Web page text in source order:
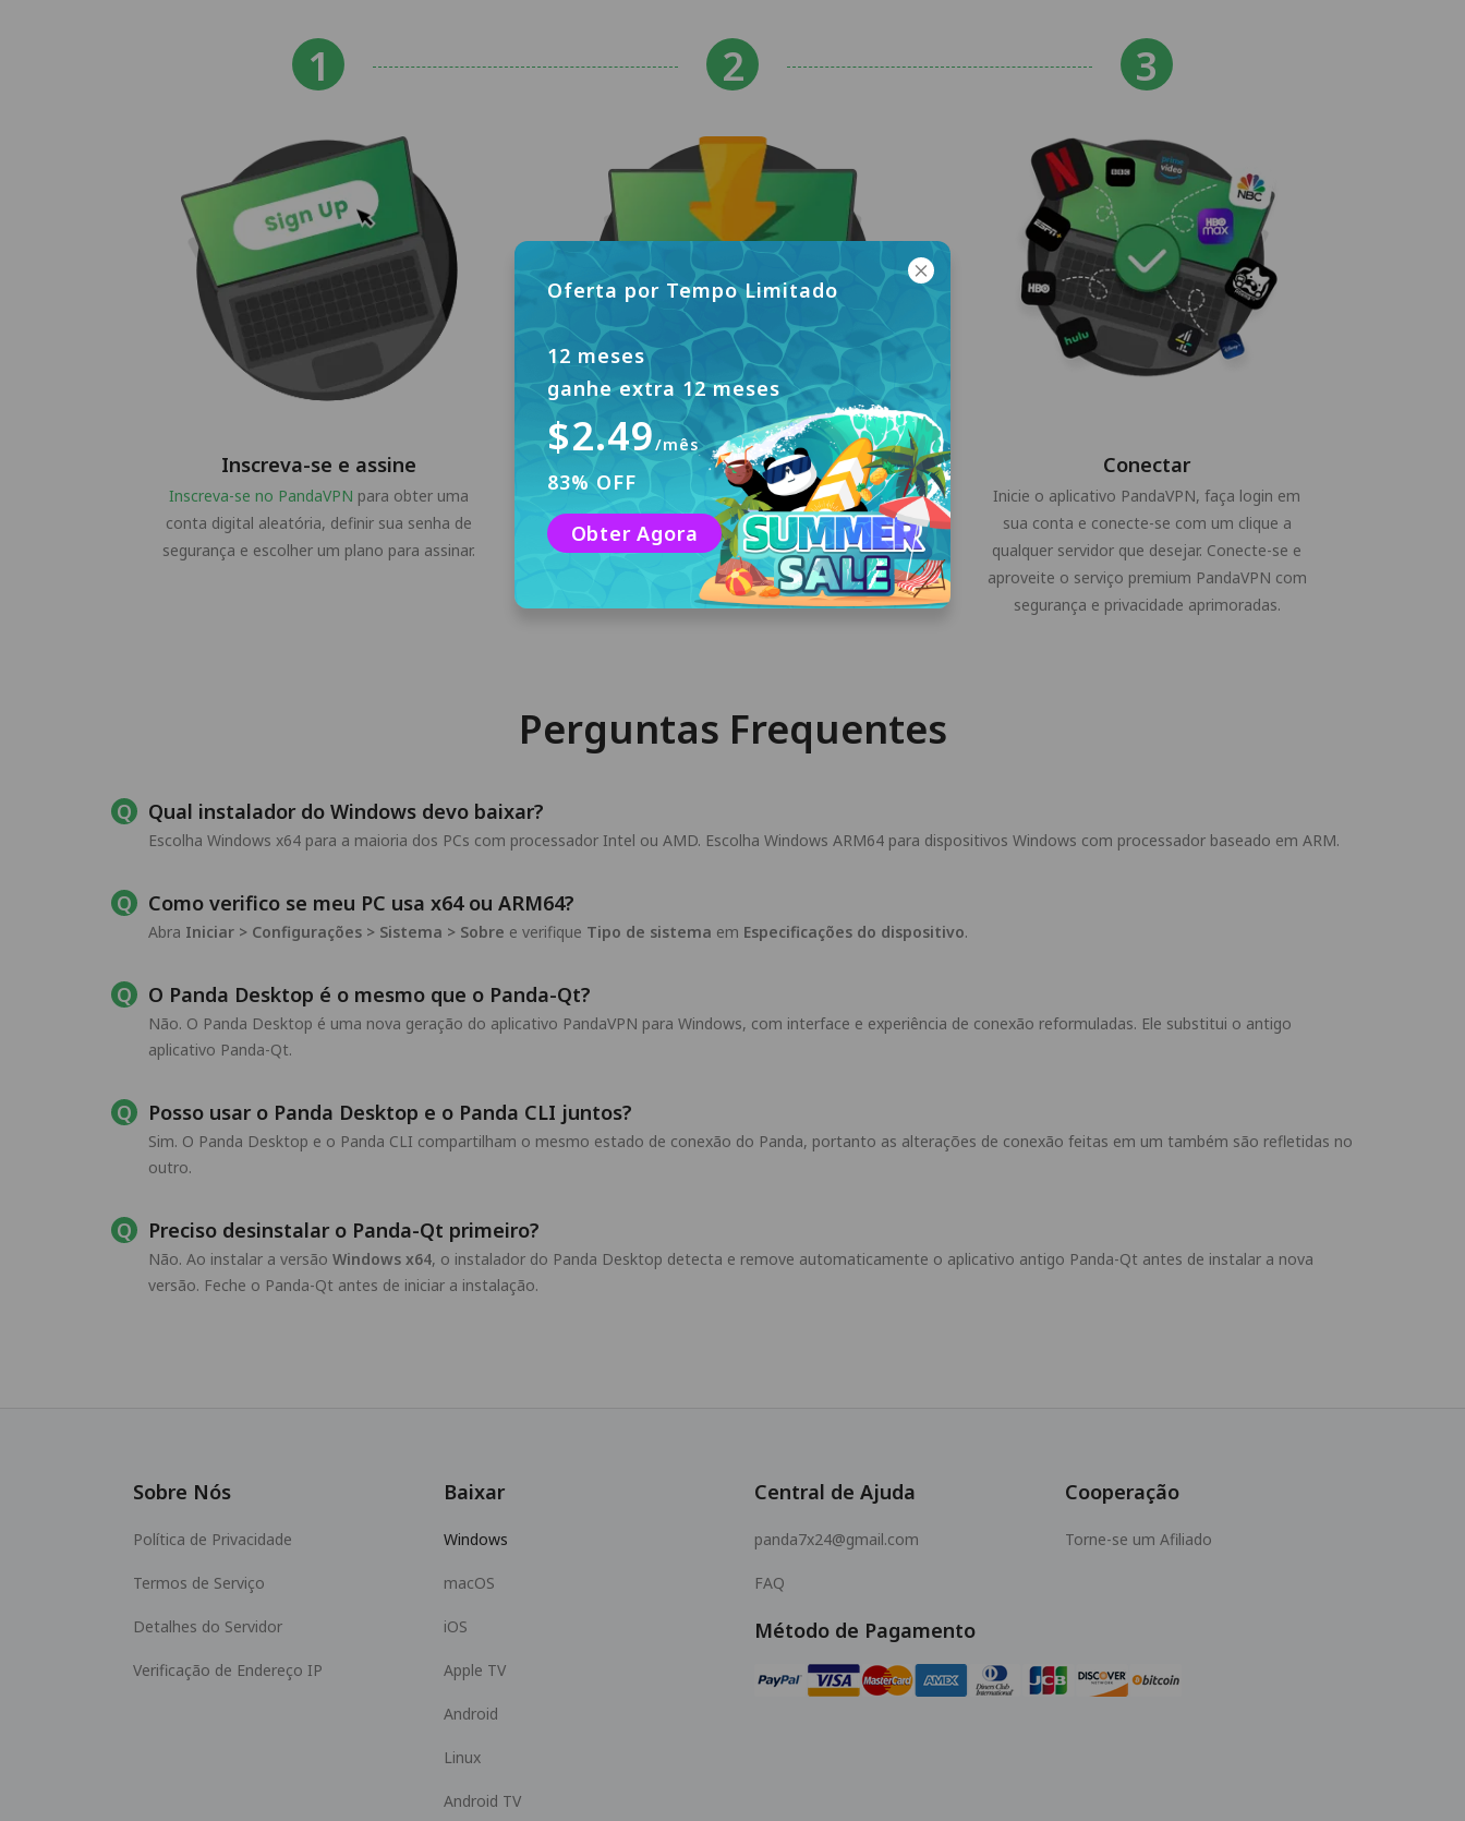
Inscreva-se e assine
Inscreva-se no PandaVPN para obter uma
conta digital aleatória, definir sua senha de
segurança e escolher um plano para assinar.
Baixar e Instalar
Clique em "Download Grátis" para baixar o
PandaVPN para Windows e instale-o em seu
computador.
Conectar
Inicie o aplicativo PandaVPN, faça login em
sua conta e conecte-se com um clique a
qualquer servidor que desejar. Conecte-se e
aproveite o serviço premium PandaVPN com
segurança e privacidade aprimoradas.
Perguntas Frequentes
Qual instalador do Windows devo baixar?
Escolha Windows x64 para a maioria dos PCs com processador Intel ou AMD. Escolha Windows ARM64 para dispositivos Windows com processador baseado em ARM.
Como verifico se meu PC usa x64 ou ARM64?
Abra Iniciar > Configurações > Sistema > Sobre e verifique Tipo de sistema em Especificações do dispositivo.
O Panda Desktop é o mesmo que o Panda-Qt?
Não. O Panda Desktop é uma nova geração do aplicativo PandaVPN para Windows, com interface e experiência de conexão reformuladas. Ele substitui o antigo
aplicativo Panda-Qt.
Posso usar o Panda Desktop e o Panda CLI juntos?
Sim. O Panda Desktop e o Panda CLI compartilham o mesmo estado de conexão do Panda, portanto as alterações de conexão feitas em um também são refletidas no
outro.
Preciso desinstalar o Panda-Qt primeiro?
Não. Ao instalar a versão Windows x64, o instalador do Panda Desktop detecta e remove automaticamente o aplicativo antigo Panda-Qt antes de instalar a nova
versão. Feche o Panda-Qt antes de iniciar a instalação.
Oferta por Tempo Limitado
12 meses
ganhe extra 12 meses
$2.49/mês
83% OFF
Obter Agora
Sobre Nós
Política de Privacidade
Termos de Serviço
Detalhes do Servidor
Verificação de Endereço IP
Baixar
Windows
macOS
iOS
Apple TV
Android
Linux
Android TV
Central de Ajuda
panda7x24@gmail.com
FAQ
Cooperação
Torne-se um Afiliado
Método de Pagamento